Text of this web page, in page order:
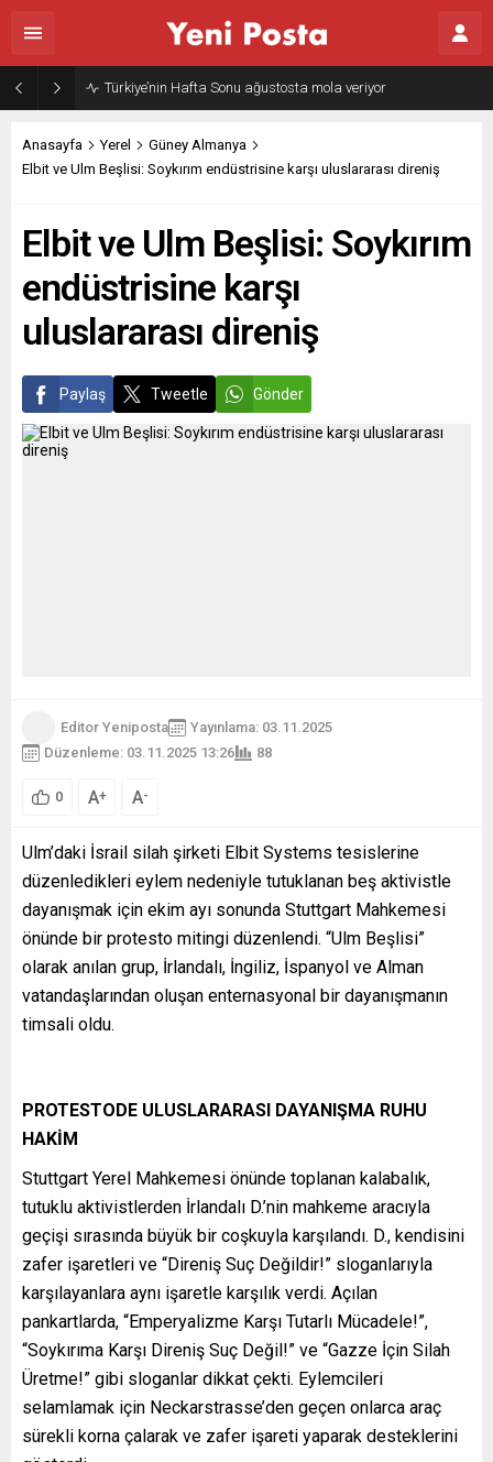
Gazze’nin geleceği: Teknokratik kontrol mü, kolonializm mi?
Anasayfa Yerel
Güney Almanya
Elbit ve Ulm Beşlisi: Soykırım endüstrisine karşı uluslararası direniş
Elbit ve Ulm Beşlisi: Soykırım
endüstrisine karşı
uluslararası direniş
Paylaş Tweetle Gönder
Editor Yeniposta
Yayınlama: 03.11.2025
Düzenleme: 03.11.2025 13:26
88
0 A+ A-
Ulm’daki İsrail silah şirketi Elbit Systems tesislerine
düzenledikleri eylem nedeniyle tutuklanan beş aktivistle
dayanışmak için ekim ayı sonunda Stuttgart Mahkemesi
önünde bir protesto mitingi düzenlendi. “Ulm Beşlisi”
olarak anılan grup, İrlandalı, İngiliz, İspanyol ve Alman
vatandaşlarından oluşan enternasyonal bir dayanışmanın
timsali oldu.
PROTESTODE ULUSLARARASI DAYANIŞMA RUHU
HAKİM
Stuttgart Yerel Mahkemesi önünde toplanan kalabalık,
tutuklu aktivistlerden İrlandalı D.’nin mahkeme aracıyla
geçişi sırasında büyük bir coşkuyla karşılandı. D., kendisini
zafer işaretleri ve “Direniş Suç Değildir!” sloganlarıyla
karşılayanlara aynı işaretle karşılık verdi. Açılan
pankartlarda, “Emperyalizme Karşı Tutarlı Mücadele!”,
“Soykırıma Karşı Direniş Suç Değil!” ve “Gazze İçin Silah
Üretme!” gibi sloganlar dikkat çekti. Eylemcileri
selamlamak için Neckarstrasse’den geçen onlarca araç
sürekli korna çalarak ve zafer işareti yaparak desteklerini